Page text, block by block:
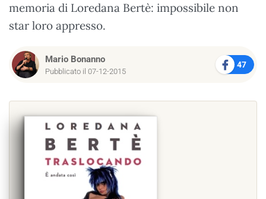
memoria di Loredana Bertè: impossibile non
star loro appresso.
Mario Bonanno
Pubblicato il 07-12-2015
47